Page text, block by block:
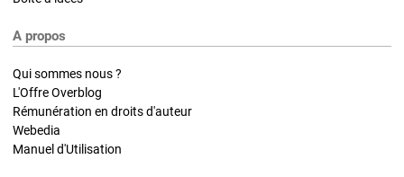
A propos
Qui sommes nous ?
L'Offre Overblog
Rémunération en droits d'auteur
Webedia
Manuel d'Utilisation